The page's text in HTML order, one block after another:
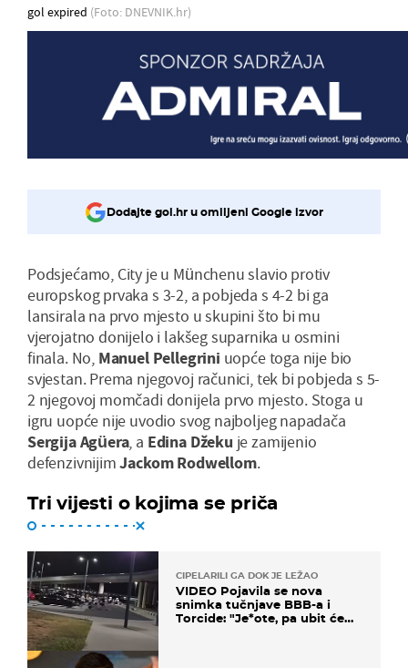
gol expired (Foto: DNEVNIK.hr)
Dodajte gol.hr u omiljeni Google izvor
Podsjećamo, City je u Münchenu slavio protiv
europskog prvaka s 3-2, a pobjeda s 4-2 bi ga
lansirala na prvo mjesto u skupini što bi mu
vjerojatno donijelo i lakšeg suparnika u osmini
finala. No, Manuel Pellegrini uopće toga nije bio
svjestan. Prema njegovoj računici, tek bi pobjeda s 5-
2 njegovoj momčadi donijela prvo mjesto. Stoga u
igru uopće nije uvodio svog najboljeg napadača
Sergija Agüera, a Edina Džeku je zamijenio
defenzivnijimJackom Rodwellom.
Tri vijesti o kojima se priča
CIPELARILI GA DOK JE LEŽAO
VIDEO Pojavila se nova
snimka tučnjave BBB-a i
Torcide: "Je*ote, pa ubit će